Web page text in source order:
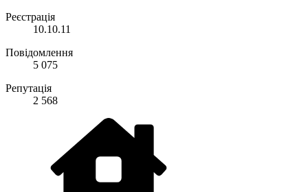
Реєстрація
10.10.11
Повідомлення
5 075
Репутація
2 568